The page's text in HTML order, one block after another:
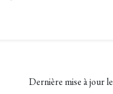
Dernière mise à jour le